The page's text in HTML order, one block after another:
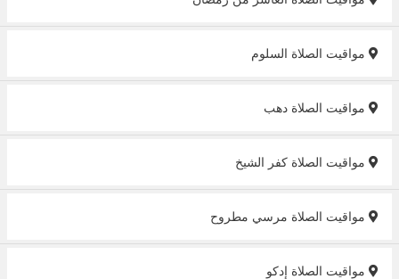
مواقيت الصلاة السلوم
مواقيت الصلاة دهب
مواقيت الصلاة كفر الشيخ
مواقيت الصلاة مرسي مطروح
مواقيت الصلاة إدكو